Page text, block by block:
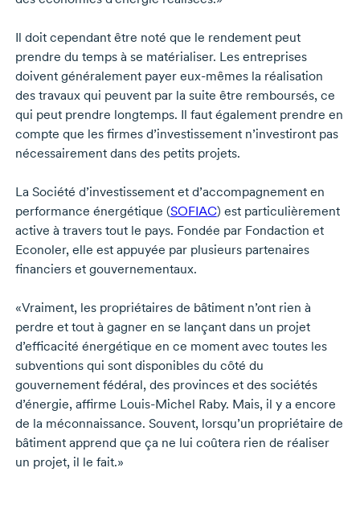
Il doit cependant être noté que le rendement peut
prendre du temps à se matérialiser. Les entreprises
doivent généralement payer eux-mêmesla réalisation
des travaux qui peuvent par la suite être remboursés, ce
qui peut prendre longtemps. Il faut également prendre en
compte que les firmes d’investissement n’investiront pas
nécessairement dans des petits projets.
La Société d’investissement et d’accompagnement en
performance énergétique (SOFIAC) est particulièrement
active à travers tout le pays. Fondée par Fondaction et
Econoler, elle est appuyée par plusieurs partenaires
financiers et gouvernementaux.
«Vraiment, les propriétaires de bâtiment n’ont rien à
perdre et tout à gagner en se lançant dans un projet
d’efficacité énergétique en ce moment avec toutes les
subventions qui sont disponibles du côté du
gouvernement fédéral, des provinces et des sociétés
d’énergie, affirme Louis-Michel Raby. Mais, il y a encore
de la méconnaissance. Souvent, lorsqu’un propriétaire de
bâtiment apprend que ça ne lui coûtera rien de réaliser
un projet, il le fait.»